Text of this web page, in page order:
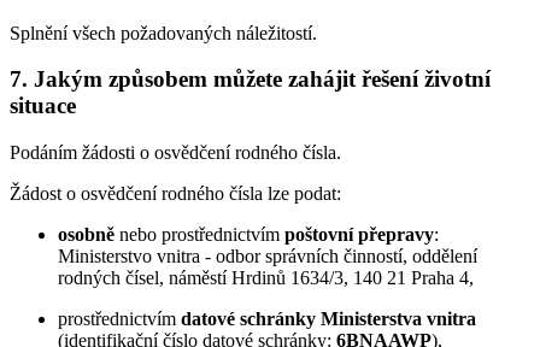
Splnění všech požadovaných náležitostí.
7. Jakým způsobem můžete zahájit řešení životní
situace
Podáním žádosti o osvědčení rodného čísla.
Žádost o osvědčení rodného čísla lze podat:
osobně nebo prostřednictvím poštovní přepravy:
Ministerstvo vnitra - odbor správních činností, oddělení
rodných čísel, náměstí Hrdinů 1634/3, 140 21 Praha 4,
prostřednictvím datové schránky Ministerstva vnitra
(identifikační číslo datové schránky: 6BNAAWP),